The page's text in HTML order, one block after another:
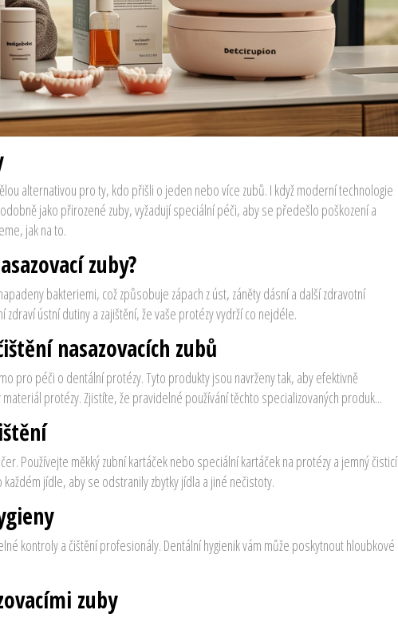
alternativou pro ty, kdo přišli o jeden nebo více zubů. I když moderní technologie
jako přirozené zuby, vyžadují speciální péči, aby se předešlo poškození a
jak na to.
zuby?
bakteriemi, což způsobuje zápach z úst, záněty dásní a další zdravotní
ústní dutiny a zajištění, že vaše protézy vydrží co nejdéle.
nasazovacích zubů
pro péči o dentální protézy. Tyto produkty jsou navrženy tak, aby efektivně
protézy. Zjistíte, že pravidelné používání těchto specializovaných produk...
Používejte měkký zubní kartáček nebo speciální kartáček na protézy a jemný čisticí
jídle, aby se odstranily zbytky jídla a jiné nečistoty.
kontroly a čištění profesionály. Dentální hygienik vám může poskytnout hloubkové
zuby